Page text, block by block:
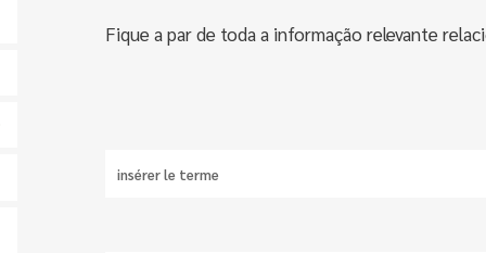
Fique a par de toda a informação relevante